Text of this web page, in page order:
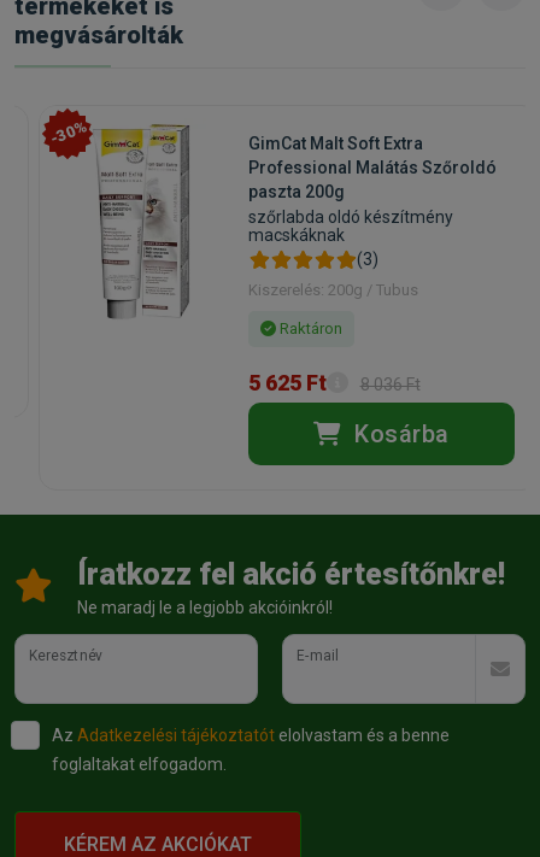
termékeket is
megvásárolták
-30%
GimCat Malt Soft Extra
Professional Malátás Szőroldó
paszta 200g
szőrlabda oldó készítmény
macskáknak
(3)
Kiszerelés: 200g / Tubus
Raktáron
5 625 Ft 8 036 Ft
Kosárba
Íratkozz fel akció értesítőnkre!
Ne maradj le a legjobb akcióinkról!
Keresztnév E-mail
Az Adatkezelési tájékoztatót elolvastam és a benne
foglaltakat elfogadom.
KÉREM AZ AKCIÓKAT